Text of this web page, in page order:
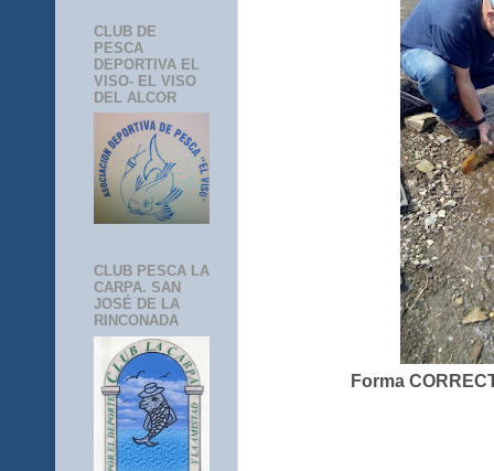
Forma
CLUB DE
PESCA
DEPORTIVA EL
VISO- EL VISO
DEL ALCOR
CLUB PESCA LA
CARPA. SAN
JOSÉ DE LA
RINCONADA